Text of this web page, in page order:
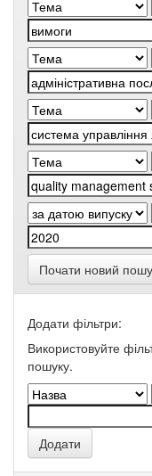
Почати новий
Додати фільтри:
Використовуйте
пошуку.